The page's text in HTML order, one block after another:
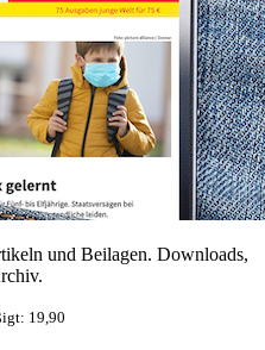
und Beilagen. Downloads,
19,90